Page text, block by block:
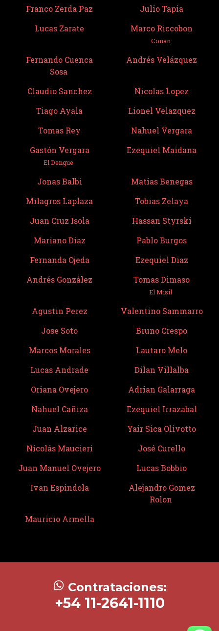
Franco Zerda Paz
Julio Tapia
Lucas Zarate
Marco Riccobon
Conan
Fernando Cuenca
Sosa
Andrés Velázquez
Claudio Sanchez
Nicolas Lopez
Tiago Ayala
Lionel Velazquez
Tomas Rey
Nahuel Vergara
Gastón Vergara
El Dengue
Ezequiel Maidana
Jonas Balbi
Matias Benegas
Milagros Laplaza
Tobias Zelaya
Juan Cruz Isola
Hassan Styrski
Mariano Diaz
Pablo Burgos
Fernanda Ojeda
Ezequiel Diaz
Andrés González
Tomas Dimaso
El Misil
Agustin Perez
Valentino Sammarro
Jose Soto
Bruno Crespo
Marcos Morales
Lautaro Melo
Lucas Andrade
Dilan Villalba
Oriana Ovejero
Adrian Galarraga
Nahuel Cañiza
Ezequiel Irrazabal
Juan Alzarice
Yair Sica Olivotto
Nicolás Maucieri
José Curello
Juan Manuel Ovejero
Lucas Bobbio
Ivan Espindola
Alejandro Gomez
Rolon
Mauricio Armella
Contrataciones:
+54 11-2641-1110